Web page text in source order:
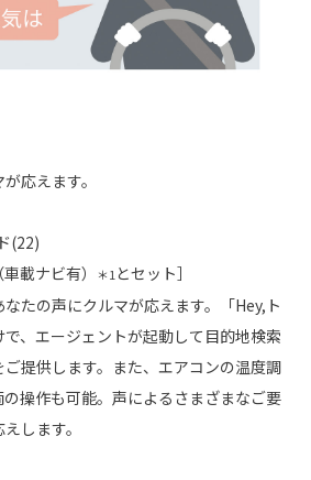
応えます。
(22)
載ナビ有）
＊1 とセット］
たの声にクルマが応えます。「Hey,ト
、エージェントが起動して目的地検索
提供します。また、エアコンの温度調
操作も可能。声によるさまざまなご要
します。